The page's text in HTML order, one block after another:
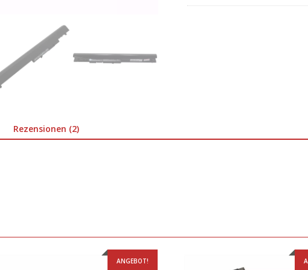
Rezensionen (2)
ANGEBOT!